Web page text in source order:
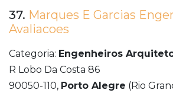
37. Marques E Garcias
Avaliacoes
Categoria: Engenheiros
R Lobo Da Costa 86
90050-110, Porto Alegre (Rio